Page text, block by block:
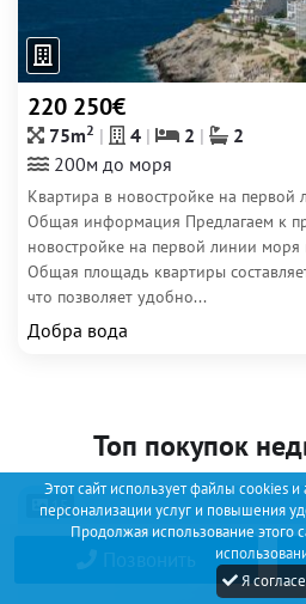
Этот сайт использует файлы cookies
персонализации услуг и повышения
Продолжая использование этого
Я
220 250€
75m2 4 2
2
200м до моря
Квартира в новостройке на
Общая информация Предлагаем к
новостройке на первой линии
Общая площадь квартиры
что позволяет удобно...
Добра вода
Топ покупок
15
Позвонить